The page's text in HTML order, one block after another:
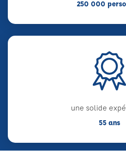
250 000
une solide
55 ans